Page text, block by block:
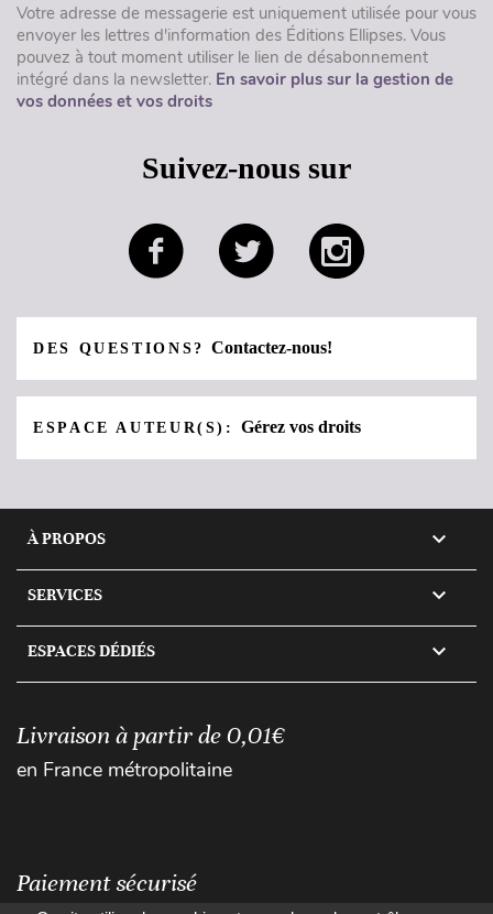
Votre adresse de messagerie est uniquement utilisée pour vous
envoyer les lettres d'information des Éditions Ellipses. Vous
pouvez à tout moment utiliser le lien de désabonnement
intégré dans la newsletter. En savoir plus sur la gestion de
vos données et vos droits
Suivez-nous sur
DES QUESTIONS?Contactez-nous!
ESPACE AUTEUR(S):Gérez vos droits
À PROPOS 
SERVICES 
ESPACES DÉDIÉS 
Livraison à partir de 0,01€
en France métropolitaine
Paiement sécurisé